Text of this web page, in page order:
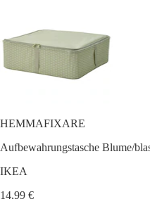
HEMMAFIXARE
Aufbewahrungstasche Blume/
IKEA
14,99 €